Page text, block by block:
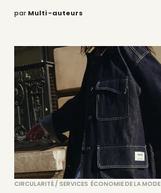
par Multi -auteurs
CIRCULARITÉ / SERVICES ÉCONOMIE DE LA MODE